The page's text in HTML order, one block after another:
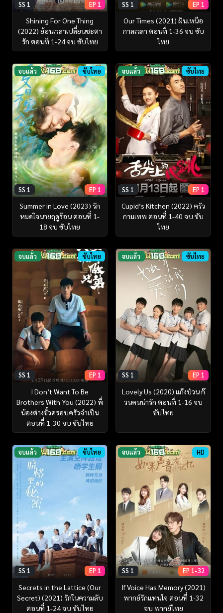
SS 1 EP 1
Shining For One Thing
(2022) ย้อนเวลาเปลี่ยนชะตา
รัก ตอนที่ 1-24 จบ ซับไทย
SS 1 EP 1
Our Times (2021) ฝันเหนือ
กาลเวลา ตอนที่ 1-36 จบ ซับ
ไทย
จบแล้ว ซับไทย
SS 1 EP 1
Summer in Love (2023) รัก
หมดใจนายฤดูร้อน ตอนที่ 1-
18 จบ ซับไทย
จบแล้ว ซับไทย
SS 1 EP 1
Cupid’s Kitchen (2022) ครัว
กามเทพ ตอนที่ 1-40 จบ ซับ
ไทย
จบแล้ว ซับไทย
SS 1 EP 1
I Don’t Want To Be
Brothers With You (2022) พี่
น้องต่างขั้วครอบครัวจำเป็น
ตอนที่ 1-30 จบ ซับไทย
จบแล้ว ซับไทย
SS 1 EP 1
Lovely Us (2020) แก๊งป่วน ก๊
วนคนน่ารัก ตอนที่ 1-16 จบ
ซับไทย
จบแล้ว ซับไทย
SS 1 EP 1
Secrets in the Lattice (Our
Secret) (2021) รักในความลับ
ตอนที่ 1-24 จบ ซับไทย
จบแล้ว HD
SS 1 EP 1-32
If Voice Has Memory (2021)
พากย์รักแทนใจ ตอนที่ 1-32
จบ พากย์ไทย